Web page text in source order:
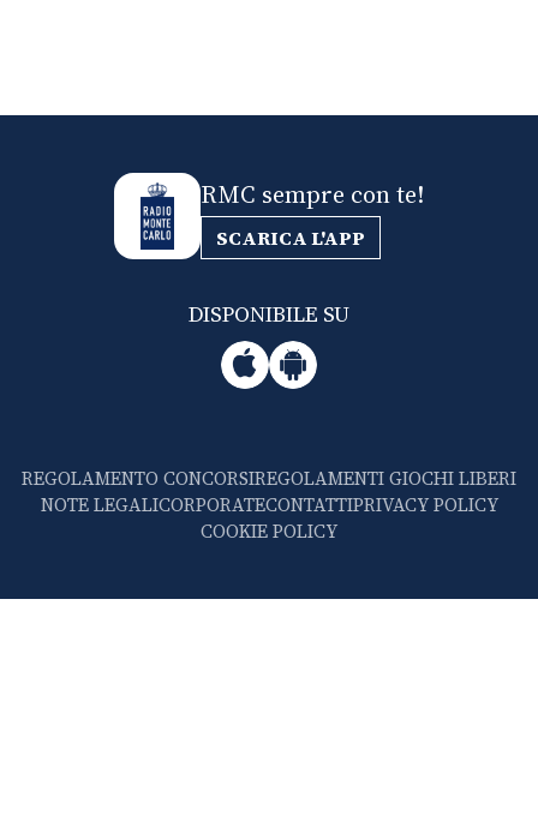
RMC sempre con te!
SCARICA L'APP
DISPONIBILE SU
REGOLAMENTO CONCORSIREGOLAMENTI GIOCHI LIBERI
NOTE LEGALICORPORATECONTATTIPRIVACY POLICY
COOKIE POLICY